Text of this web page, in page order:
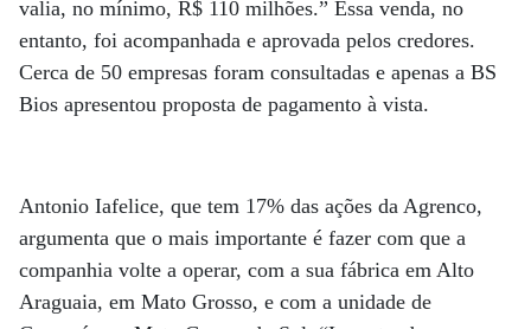
valia, no mínimo, R$ 110 milhões.” Essa venda, no
entanto, foi acompanhada e aprovada pelos credores.
Cerca de 50 empresas foram consultadas e apenas a BS
Bios apresentou proposta de pagamento à vista.
Antonio Iafelice, que tem 17% das ações da Agrenco,
argumenta que o mais importante é fazer com que a
companhia volte a operar, com a sua fábrica em Alto
Araguaia, em Mato Grosso, e com a unidade de